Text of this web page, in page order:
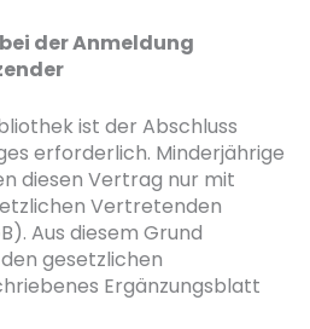
der Anmeldung
ist der Abschluss
erforderlich. Minderjährige
diesen Vertrag nur mit
Vertretenden
Aus diesem Grund
gesetzlichen
Ergänzungsblatt